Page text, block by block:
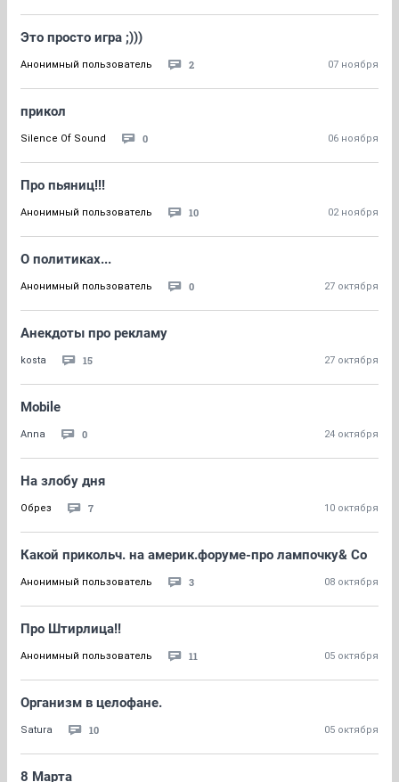
Это просто игра ;)))
Анонимный пользователь 2 07 ноября
прикол
Silence Of Sound 0 06 ноября
Про пьяниц!!!
Анонимный пользователь 10 02 ноября
О политиках...
Анонимный пользователь 0 27 октября
Анекдоты про рекламу
kosta 15 27 октября
Mobile
Anna 0 24 октября
На злобу дня
Обрез 7 10 октября
Какой прикольч. на америк.форуме-про лампочку& Co
Анонимный пользователь 3 08 октября
Про Штирлица!!
Анонимный пользователь 11 05 октября
Организм в целофане.
Satura 10 05 октября
8 Марта